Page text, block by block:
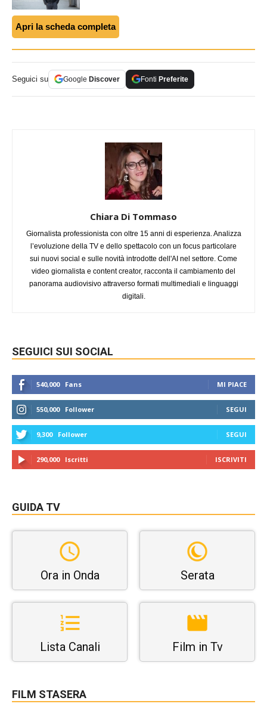
Apri la scheda completa
Seguici su Google Discover Fonti Preferite
Chiara Di Tommaso
Giornalista professionista con oltre 15 anni di esperienza. Analizza
l’evoluzione della TV e dello spettacolo con un focus particolare
sui nuovi social e sulle novità introdotte dell'AI nel settore. Come
video giornalista e content creator, racconta il cambiamento del
panorama audiovisivo attraverso formati multimediali e linguaggi
digitali.
SEGUICI SUI SOCIAL
540,000 Fans MI PIACE
550,000 Follower SEGUI
9,300 Follower SEGUI
290,000 Iscritti ISCRIVITI
GUIDA TV
Ora in Onda Serata
Lista Canali Film in Tv
FILM STASERA